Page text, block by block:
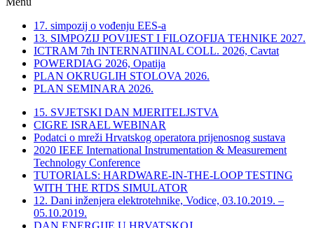
17. simpozij o vođenju EES-a
13. SIMPOZIJ POVIJEST I FILOZOFIJA TEHNIKE 2027.
ICTRAM 7th INTERNATIINAL COLL. 2026, Cavtat
POWERDIAG 2026, Opatija
PLAN OKRUGLIH STOLOVA 2026.
PLAN SEMINARA 2026.
15. SVJETSKI DAN MJERITELJSTVA
CIGRE ISRAEL WEBINAR
Podatci o mreži Hrvatskog operatora prijenosnog sustava
2020 IEEE International Instrumentation & Measurement
Technology Conference
TUTORIALS: HARDWARE-IN-THE-LOOP TESTING
WITH THE RTDS SIMULATOR
12. Dani inženjera elektrotehnike, Vodice, 03.10.2019. –
05.10.2019.